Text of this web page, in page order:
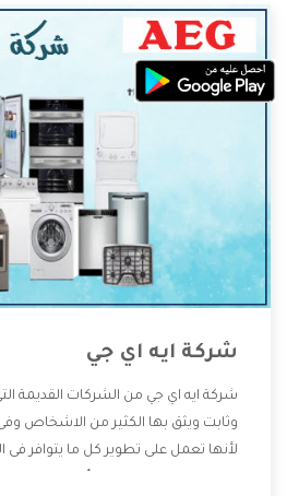
شركة ايه اي جي
شركة ايه اي جي من الشركات القديمة
وثابت ويثق بها الكثير من الاشخاص
لأنها تعمل على تطوير كل ما يتوافر فى